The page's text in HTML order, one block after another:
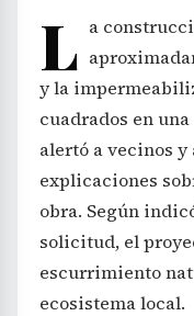
L a
y la
cuadrados en
alertó a vecinos
explicaciones
obra. Según
solicitud, el
escurrimiento
ecosistema local.